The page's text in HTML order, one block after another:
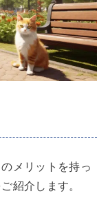
メリットを持っ
紹介します。